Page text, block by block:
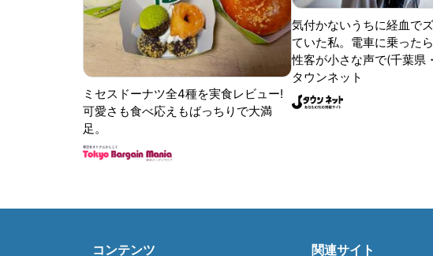
ミセスドーナツ全4種を実食レビュー!
可愛さも食べ応えもばっちりで大満
足。
気付かないうちに経血で
ていた私。電車に乗った
性客が小さな声で(千葉県
タウンネット
コンテンツ 関連サイト